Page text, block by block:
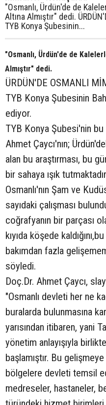
"Osmanlı, Ürdün'de de
Altına Almıştır" dedi.
TYB Konya Şubesinin...
"Osmanlı, Ürdün'de de
Almıştır" dedi.
ÜRDÜN'DE OSMANLI
TYB Konya Şubesinin
ediyor.
TYB Konya Şubesi'nin bu
Ahmet Çaycı'nın;
alan bu araştırması, bu
bir sahaya ışık
Osmanlı'nın Şam ve
sayıdaki çalışması
coğrafyanın bir parçası
kıyıda köşede kaldığını,
bakımdan fazla
söyledi.
Doç.Dr. Ahmet Çaycı,
"Osmanlı devleti her ne
buralarda bulunmasına
yarısından itibaren, yani
yönetim anlayışıyla
başlamıştır. Bu
bölgelere devleti temsil
medreseler, hastaneler,